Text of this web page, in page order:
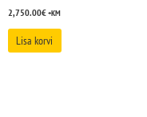
2,750.00€+KM
Lisa korvi